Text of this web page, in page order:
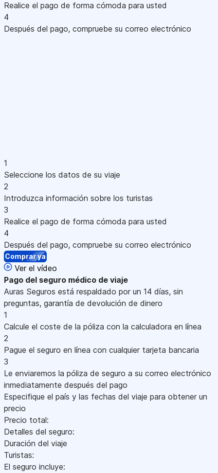
Realice el pago de forma cómoda para usted
4
Después del pago, compruebe su correo electrónico
1
Seleccione los datos de su viaje
2
Introduzca información sobre los turistas
3
Realice el pago de forma cómoda para usted
4
Después del pago, compruebe su correo electrónico
Comprar ya
Ver el vídeo
Pago del seguro médico de viaje
Auras Seguros está respaldado por un 14 días, sin
preguntas, garantía de devolución de dinero
1
Calcule el coste de la póliza con la calculadora en línea
2
Pague el seguro en línea con cualquier tarjeta bancaria
3
Le enviaremos la póliza de seguro a su correo electrónico
inmediatamente después del pago
Especifique el país y las fechas del viaje para obtener un
precio
Precio total:
Detalles del seguro:
Duración del viaje
Turistas:
El seguro incluye: